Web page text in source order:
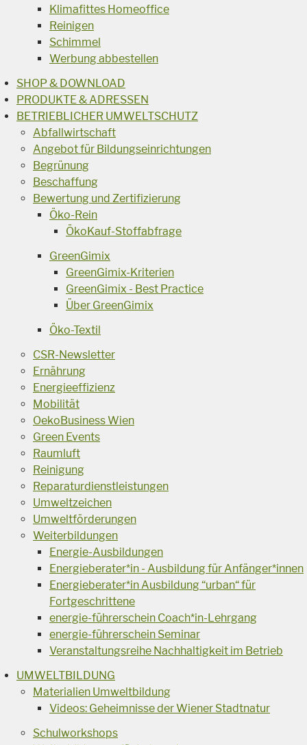
Klimafittes Homeoffice
Reinigen
Schimmel
Werbung abbestellen
SHOP & DOWNLOAD
PRODUKTE & ADRESSEN
BETRIEBLICHER UMWELTSCHUTZ
Abfallwirtschaft
Angebot für Bildungseinrichtungen
Begrünung
Beschaffung
Bewertung und Zertifizierung
Öko-Rein
ÖkoKauf-Stoffabfrage
GreenGimix
GreenGimix-Kriterien
GreenGimix - Best Practice
Über GreenGimix
Öko-Textil
CSR-Newsletter
Ernährung
Energieeffizienz
Mobilität
OekoBusiness Wien
Green Events
Raumluft
Reinigung
Reparaturdienstleistungen
Umweltzeichen
Umweltförderungen
Weiterbildungen
Energie-Ausbildungen
Energieberater*in - Ausbildung für Anfänger*innen
Energieberater*in Ausbildung “urban“ für
Fortgeschrittene
energie-führerschein Coach*in-Lehrgang
energie-führerschein Seminar
Veranstaltungsreihe Nachhaltigkeit im Betrieb
UMWELTBILDUNG
Materialien Umweltbildung
Videos: Geheimnisse der Wiener Stadtnatur
Schulworkshops